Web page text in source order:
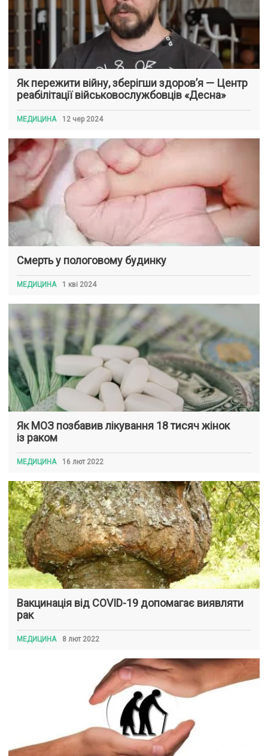
Як пережити війну, зберігши здоров’я — Центр
реабілітації військовослужбовців «Десна»
МЕДИЦИНА 12 чер 2024
Смерть у пологовому будинку
МЕДИЦИНА 1 кві 2024
Як МОЗ позбавив лікування 18 тисяч жінок
із раком
МЕДИЦИНА 16 лют 2022
Вакцинація від COVID-19 допомагає виявляти
рак
МЕДИЦИНА 8 лют 2022